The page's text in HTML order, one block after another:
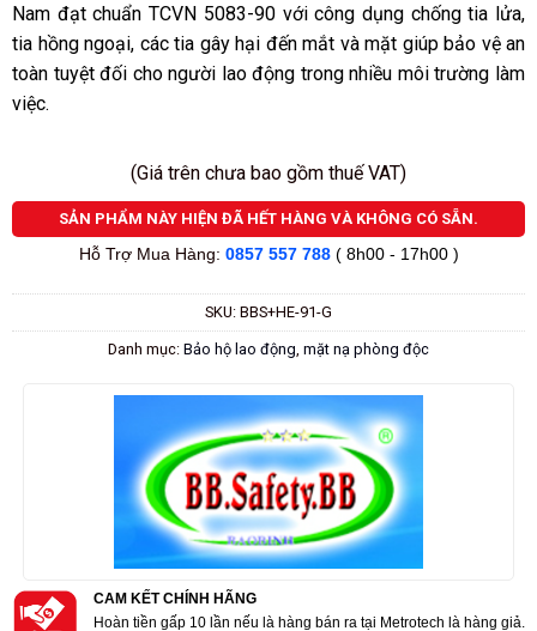
sao
Nam đạt chuẩn TCVN 5083-90 với công dụng chống tia lửa,
tia hồng ngoại, các tia gây hại đến mắt và mặt giúp bảo vệ an
toàn tuyệt đối cho người lao động trong nhiều môi trường làm
việc.
(Giá trên chưa bao gồm thuế VAT)
SẢN PHẨM NÀY HIỆN ĐÃ HẾT HÀNG VÀ KHÔNG CÓ SẴN.
Hỗ Trợ Mua Hàng: 0857 557 788 ( 8h00 - 17h00 )
SKU: BBS+HE-91-G
Danh mục: Bảo hộ lao động mặt nạ phòng độc
CAM KẾT CHÍNH HÃNG
Hoàn tiền gấp 10 lần nếu là hàng bán ra tại Metrotech là hàng giả.